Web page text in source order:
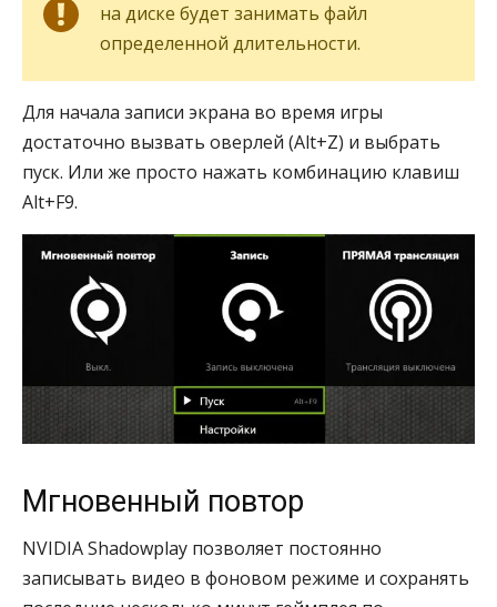
на диске будет занимать файл
определенной длительности.
Для начала записи экрана во время игры
достаточно вызвать оверлей (Alt+Z) и выбрать
пуск. Или же просто нажать комбинацию клавиш
Alt+F9.
Мгновенный повтор
NVIDIA Shadowplay позволяет постоянно
записывать видео в фоновом режиме и сохранять